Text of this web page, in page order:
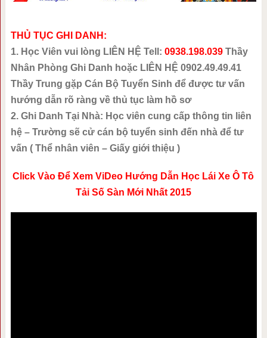
THỦ TỤC GHI DANH:
1. Học Viên vui lòng LIÊN HỆ Tell: 0938.198.039Thầy
Nhân Phòng Ghi Danh hoặc LIÊN HỆ 0902.49.49.41
Thầy Trung gặp Cán Bộ Tuyển Sinh để được tư vấn
hướng dẫn rõ ràng về thủ tục làm hồ sơ
2. Ghi Danh Tại Nhà: Học viên cung cấp thông tin liên
hệ – Trường sẽ cử cán bộ tuyển sinh đến nhà để tư
vấn ( Thể nhân viên – Giấy giới thiệu )
Click Vào Để Xem ViDeo Hướng Dẫn Học Lái Xe Ô Tô
Tải Số Sàn Mới Nhất 2015